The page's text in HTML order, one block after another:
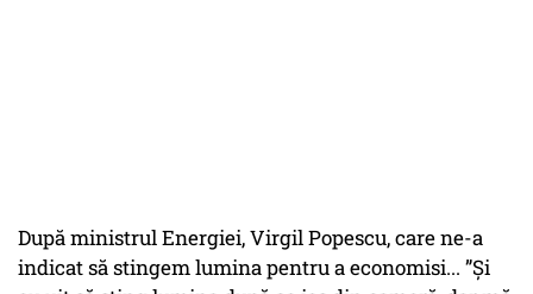
După ministrul Energiei, Virgil Popescu, care ne-a
indicat să stingem lumina pentru a economisi... ”Şi